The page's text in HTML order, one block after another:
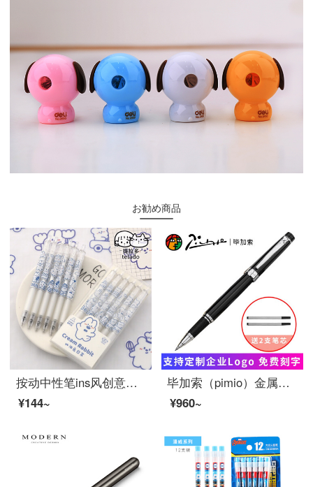
お勧め商品
按动中性笔ins风创意可爱卡通少女心水笔按动笔高颜值学生用考试黑色签字按动笔芯0.5mm按压式子弹头 6支装/奶油兔日常(简约款)
¥144~
毕加索（pimio）金属签字笔917宝珠笔商务办公巨能写签名签单笔高档礼盒装成人男女士礼品水笔可定制 纯黑银夹
¥960~